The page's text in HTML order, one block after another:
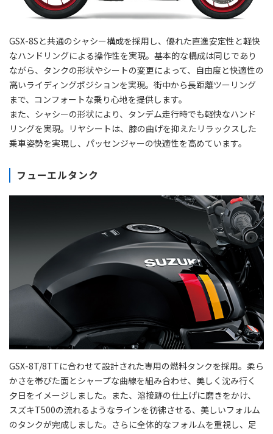
GSX-8Sと共通のシャシー構成を採用し、優れた直進安定性と軽快
なハンドリングによる操作性を実現。基本的な構成は同じであり
ながら、タンクの形状やシートの変更によって、自由度と快適性の
高いライディングポジションを実現。街中から長距離ツーリング
まで、コンフォートな乗り心地を提供します。
また、シャシーの形状により、タンデム走行時でも軽快なハンド
リングを実現。リヤシートは、膝の曲げを抑えたリラックスした
乗車姿勢を実現し、パッセンジャーの快適性を高めています。
フューエルタンク
GSX-8T/8TTに合わせて設計された専用の燃料タンクを採用。柔ら
かさを帯びた面とシャープな曲線を組み合わせ、美しく沈み行く
夕日をイメージしました。また、溶接跡の仕上げに磨きをかけ、
スズキT500の流れるようなラインを彷彿させる、美しいフォルム
のタンクが完成しました。さらに全体的なフォルムを重視し、足